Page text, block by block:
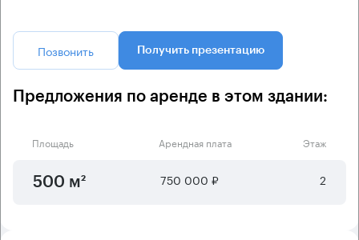
Позвонить Получить презентацию
Предложения по аренде в этом здании:
Площадь Арендная плата Этаж
500 м² 750 000 ₽ 2